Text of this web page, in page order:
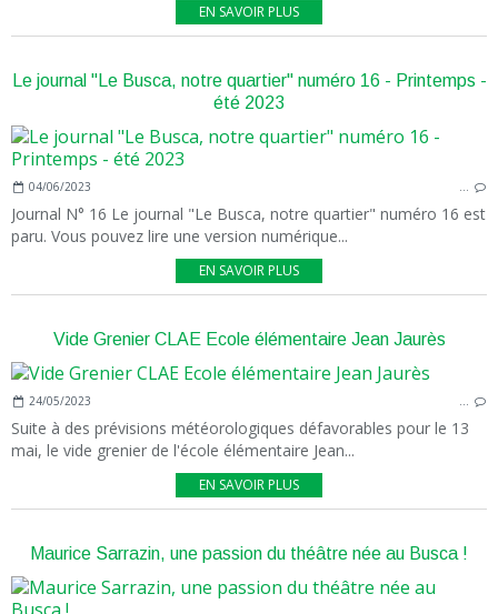
EN SAVOIR PLUS
Le journal "Le Busca, notre quartier" numéro 16 - Printemps -
été 2023
04/06/2023 …
Journal N° 16 Le journal "Le Busca, notre quartier" numéro 16 est
paru. Vous pouvez lire une version numérique...
EN SAVOIR PLUS
Vide Grenier CLAE Ecole élémentaire Jean Jaurès
24/05/2023 …
Suite à des prévisions météorologiques défavorables pour le 13
mai, le vide grenier de l'école élémentaire Jean...
EN SAVOIR PLUS
Maurice Sarrazin, une passion du théâtre née au Busca !